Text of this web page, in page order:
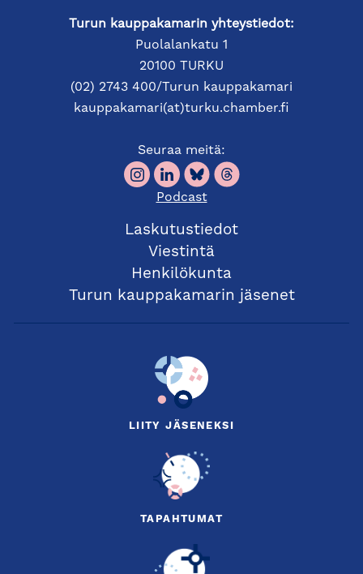
Turun kauppakamarin yhteystiedot:
Puolalankatu 1
20100 TURKU
(02) 2743 400/Turun kauppakamari
kauppakamari(at)turku.chamber.fi
Seuraa meitä:
Podcast
Laskutustiedot
Viestintä
Henkilökunta
Turun kauppakamarin jäsenet
LIITY JÄSENEKSI
TAPAHTUMAT